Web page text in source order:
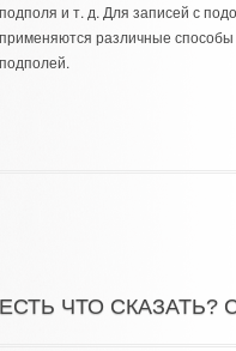
и т. д. Для записей с
различные
ЧТО СКАЗАТЬ?